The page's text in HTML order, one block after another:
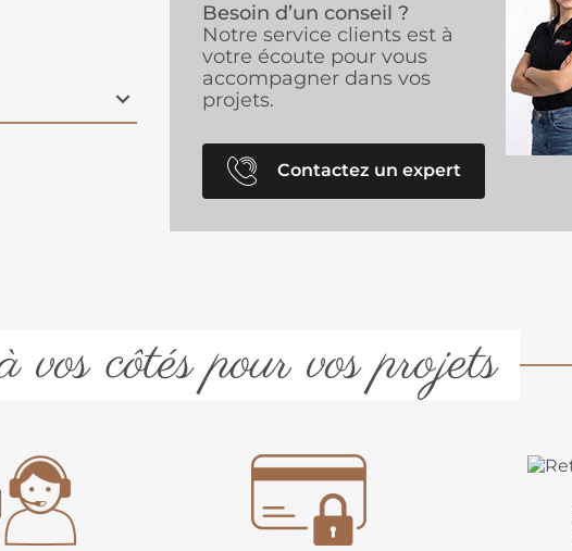
Besoin d’un conseil ?
Notre service clients est à
votre écoute pour vous
accompagner dans vos
projets.
Contactez un expert
côtés pour vos projets